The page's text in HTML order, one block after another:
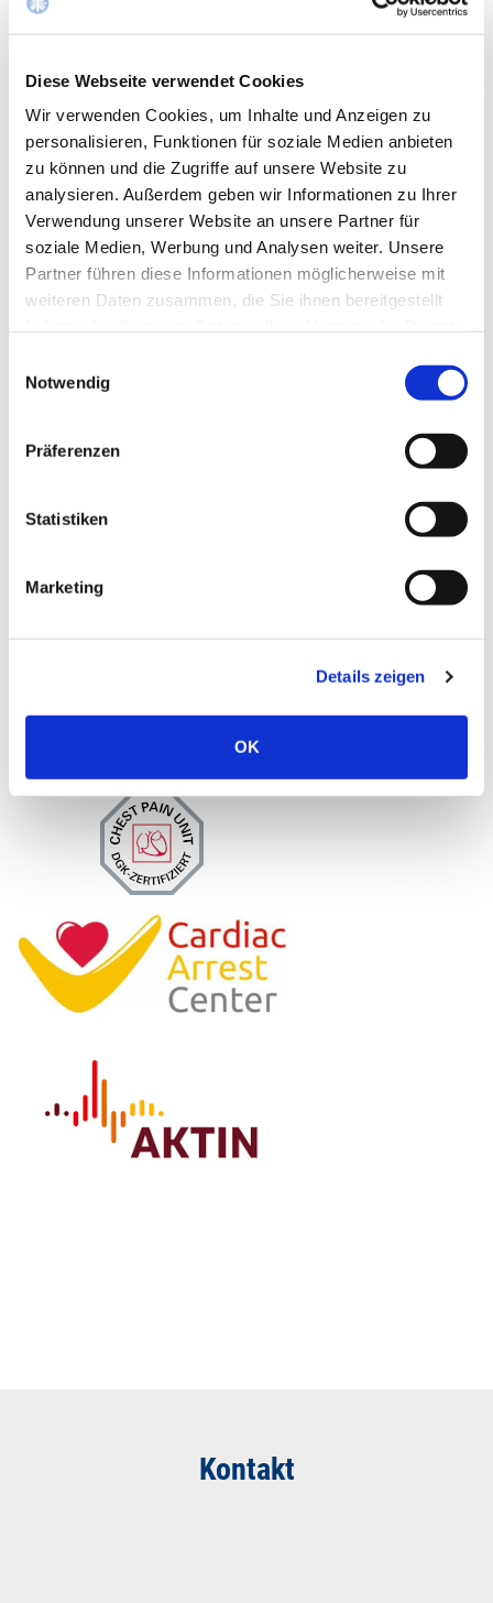
Diese Webseite verwendet Cookies
Wir verwenden Cookies, um Inhalte und Anzeigen zu
personalisieren, Funktionen für soziale Medien anbieten
zu können und die Zugriffe auf unsere Website zu
analysieren. Außerdem geben wir Informationen zu Ihrer
Verwendung unserer Website an unsere Partner für
soziale Medien, Werbung und Analysen weiter. Unsere
Partner führen diese Informationen möglicherweise mit
weiteren Daten zusammen, die Sie ihnen bereitgestellt
Notwendig
Präferenzen
Statistiken
Marketing
Details zeigen
OK
Absenden
Klinik für Akut- und Notfallmedizin
Chefärzte
Thorsten Mülly
Thomas Scholl
Kontakt
02403 76 - 1531
02403 76 - 1031
02403 76-1501
02403 76-1421
Kontakt